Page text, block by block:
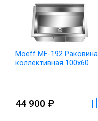
Moeff MF-192 Раковина
коллективная 100x60
44 900 ₽